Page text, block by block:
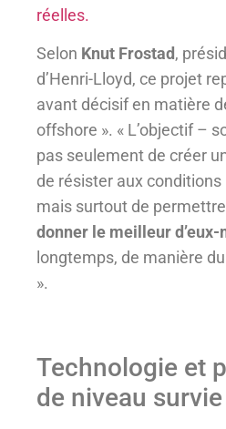
réelles.
Selon Knut Frostad,
d’Henri-Lloyd, ce projet
avant décisif en matière
offshore ». « L’objectif –
pas seulement de créer
de résister aux
mais surtout de
donner le meilleur d’eux-
longtemps, de manière
».
Technologie et
de niveau survie